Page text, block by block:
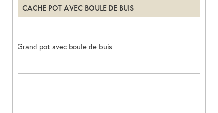
CACHE POT AVEC BOULE DE BUIS
Grand pot avec boule de buis